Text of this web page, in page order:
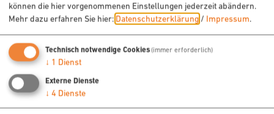
können die hier vorgenommenen Einstellungen jederzeit abändern.
Mehr dazu erfahren Sie hier: Datenschutzerklärung / Impressum.
Technisch notwendige Cookies(immer erforderlich)
↓ 1 Dienst
Externe Dienste
↓ 4 Dienste